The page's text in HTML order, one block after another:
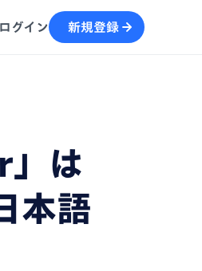
ズに
お問い合わせ窓口を
ログイン 新規登録
」は
本語